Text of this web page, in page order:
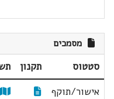
מסמכים
סטטוס תקנון
אישור/תוקף